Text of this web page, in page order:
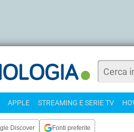
APPLE STREAMING E SERIE TV
Discover Fonti preferite